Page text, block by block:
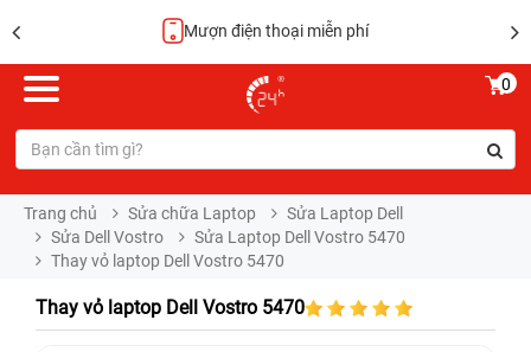
Mượn điện thoại miễn phí
0
Trang chủ Sửa chữa Laptop
Sửa Laptop Dell
Sửa Dell Vostro
Sửa Laptop Dell Vostro 5470
Thay vỏ laptop Dell Vostro 5470
Thay vỏ laptop Dell Vostro 5470